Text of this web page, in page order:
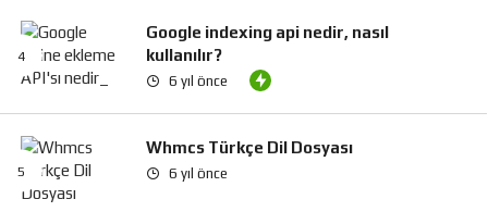
Google indexing api nedir, nasıl
kullanılır?
6 yıl önce
Whmcs Türkçe Dil Dosyası
6 yıl önce